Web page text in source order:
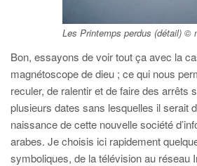
Les Printemps perdus (détail) ©
Bon, essayons de voir tout ça avec la
magnétoscope de dieu ; ce qui nous
reculer, de ralentir et de faire des arrêts
plusieurs dates sans lesquelles il serait
naissance de cette nouvelle société
arabes. Je choisis ici rapidement
symboliques, de la télévision au réseau